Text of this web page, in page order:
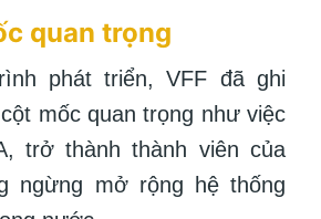
quan trọng
phát triển, VFF đã ghi
mốc quan trọng như việc
trở thành thành viên của
ngừng mở rộng hệ thống